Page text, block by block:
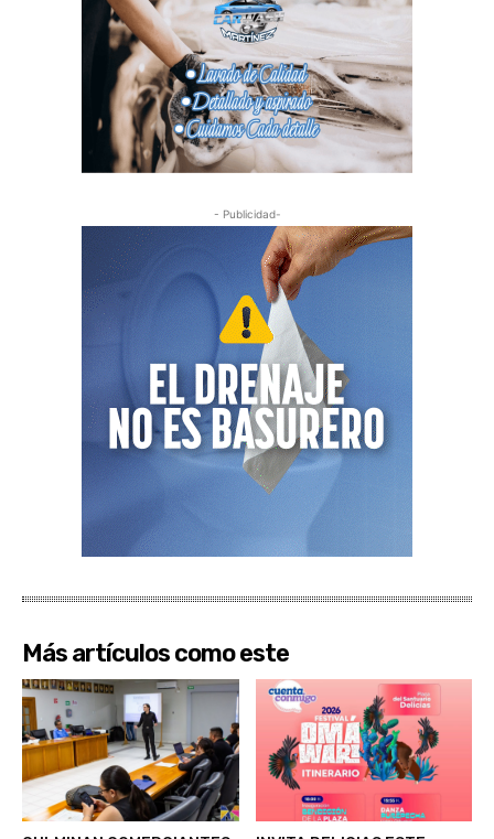
- Publicidad-
Más artículos como este